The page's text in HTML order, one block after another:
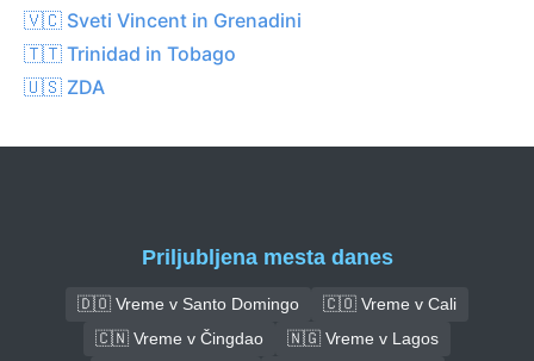
🇻🇨 Sveti Vincent in Grenadini
🇹🇹 Trinidad in Tobago
🇺🇸 ZDA
Priljubljena mesta danes
🇩🇴 Vreme v Santo Domingo
🇨🇴 Vreme v Cali
🇨🇳 Vreme v Čingdao
🇳🇬 Vreme v Lagos